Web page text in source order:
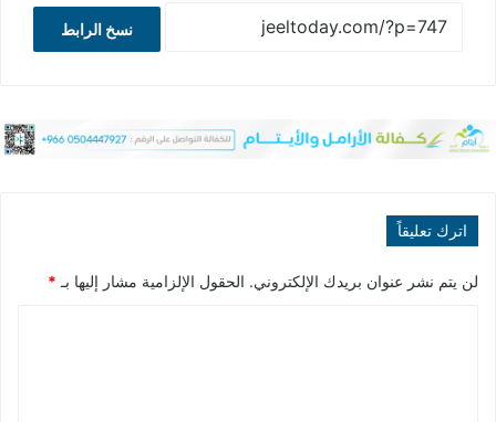
نسخ الرابط
اترك تعليقاً
لن يتم نشر عنوان بريدك الإلكتروني. الحقول الإلزامية مشار إليها بـ *